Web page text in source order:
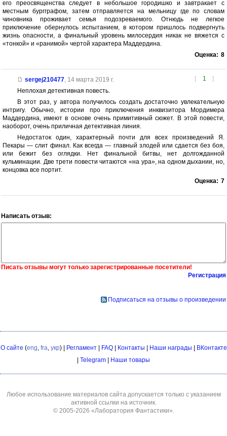
его преосвященства следует в небольшое городишко и завтракает с
местным бургграфом, затем отправляется на мельницу где по словам
чиновника проживает семья подозреваемого. Отнюдь не легкое
приключение обернулось испытанием, в котором пришлось подвергнуть
жизнь опасности, а финальный уровень милосердия никак не вяжется с
«тонкой» и «ранимой» чертой характера Маддердина.
Оценка: 8
[ 1 ]
sergej210477, 14 марта 2019 г.
Неплохая детективная повесть.
В этот раз, у автора получилось создать достаточно увлекательную
интригу. Обычно, истории про приключения инквизитора Мордимера
Маддердина, имеют в основе очень примитивный сюжет. В этой повести,
наоборот, очень приличная детективная линия.
Недостаток один, характерный почти для всех произведений Я.
Пекары — слит финал. Как всегда — главный злодей или сдается без боя,
или бежит без оглядки. Нет финальной битвы, нет долгожданной
кульминации. Две трети повести читаются «на ура», на одном дыхании, но,
концовка все портит.
Оценка: 7
Написать отзыв:
Писать отзывы могут только зарегистрированные посетители!
Регистрация
Подписаться на отзывы о произведении
О сайте (eng fra укр) | Регламент| FAQ| Контакты | Наши награды | ВКонтакте
| Telegram | Наши товары
Любое использование материалов сайта допускается только с указанием
активной ссылки на источник.
© 2005-2026 «Лаборатория Фантастики»